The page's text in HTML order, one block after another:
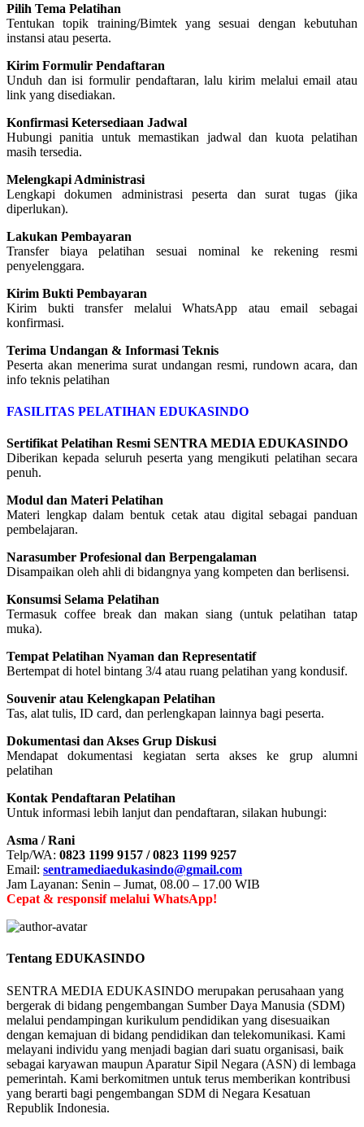
Pilih Tema Pelatihan
Tentukan topik training/Bimtek yang sesuai dengan kebutuhan
instansi atau peserta.
Kirim Formulir Pendaftaran
Unduh dan isi formulir pendaftaran, lalu kirim melalui email atau
link yang disediakan.
Konfirmasi Ketersediaan Jadwal
Hubungi panitia untuk memastikan jadwal dan kuota pelatihan
masih tersedia.
Melengkapi Administrasi
Lengkapi dokumen administrasi peserta dan surat tugas (jika
diperlukan).
Lakukan Pembayaran
Transfer biaya pelatihan sesuai nominal ke rekening resmi
penyelenggara.
Kirim Bukti Pembayaran
Kirim bukti transfer melalui WhatsApp atau email sebagai
konfirmasi.
Terima Undangan & Informasi Teknis
Peserta akan menerima surat undangan resmi, rundown acara, dan
info teknis pelatihan
FASILITAS PELATIHAN EDUKASINDO
Sertifikat Pelatihan Resmi SENTRA MEDIA EDUKASINDO
Diberikan kepada seluruh peserta yang mengikuti pelatihan secara
penuh.
Modul dan Materi Pelatihan
Materi lengkap dalam bentuk cetak atau digital sebagai panduan
pembelajaran.
Narasumber Profesional dan Berpengalaman
Disampaikan oleh ahli di bidangnya yang kompeten dan berlisensi.
Konsumsi Selama Pelatihan
Termasuk coffee break dan makan siang (untuk pelatihan tatap
muka).
Tempat Pelatihan Nyaman dan Representatif
Bertempat di hotel bintang 3/4 atau ruang pelatihan yang kondusif.
Souvenir atau Kelengkapan Pelatihan
Tas, alat tulis, ID card, dan perlengkapan lainnya bagi peserta.
Dokumentasi dan Akses Grup Diskusi
Mendapat dokumentasi kegiatan serta akses ke grup alumni
pelatihan
Kontak Pendaftaran Pelatihan
Untuk informasi lebih lanjut dan pendaftaran, silakan hubungi:
Asma / Rani
Telp/WA: 0823 1199 9157 / 0823 1199 9257
Email: sentramediaedukasindo@gmail.com
Jam Layanan: Senin – Jumat, 08.00 – 17.00 WIB
Cepat & responsif melalui WhatsApp!
Tentang EDUKASINDO
SENTRA MEDIA EDUKASINDO merupakan perusahaan yang
bergerak di bidang pengembangan Sumber Daya Manusia (SDM)
melalui pendampingan kurikulum pendidikan yang disesuaikan
dengan kemajuan di bidang pendidikan dan telekomunikasi. Kami
melayani individu yang menjadi bagian dari suatu organisasi, baik
sebagai karyawan maupun Aparatur Sipil Negara (ASN) di lembaga
pemerintah. Kami berkomitmen untuk terus memberikan kontribusi
yang berarti bagi pengembangan SDM di Negara Kesatuan
Republik Indonesia.